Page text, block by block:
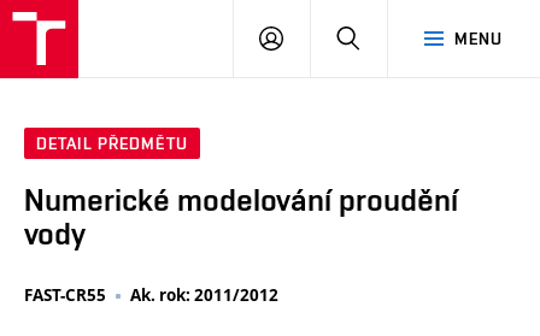
MENU
PŘIHLÁSIT
DETAIL PŘEDMĚTU
Numerické modelování proudění
vody
FAST-CR55 Ak. rok: 2011/2012